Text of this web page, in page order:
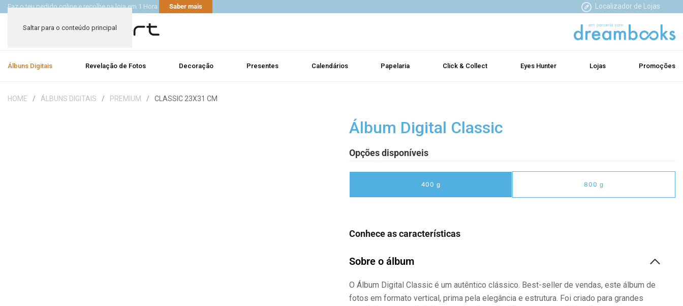
Saltar para o conteúdo principal
Faz o teu pedido online e recolhe na loja em 1 Hora Saber mais Localizador de Lojas
Álbuns Digitais Revelação de Fotos Decoração Presentes Calendários Papelaria Click & Collect Eyes Hunter Lojas Promoções
HOME ÁLBUNS DIGITAIS PREMIUM CLASSIC 23X31 CM
Álbum Digital Classic
Opções disponíveis
400 g 800 g
Conhece as características
Sobre o álbum
O Álbum Digital Classic é um autêntico clássico. Best-seller de vendas, este álbum de
fotos em formato vertical, prima pela elegância e estrutura. Foi criado para grandes